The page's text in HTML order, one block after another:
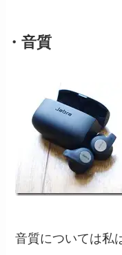
・音質
音質については私